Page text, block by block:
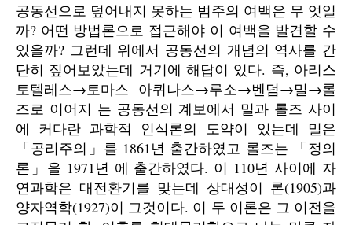
공동선으로 덮어내지 못하는 범주의 여백은 무 엇일
까? 어떤 방법론으로 접근해야 이 여백을 발견할 수
있을까? 그런데 위에서 공동선의 개념의 역사를 간
단히 짚어보았는데 거기에 해답이 있다. 즉, 아리스
토텔레스→토마스 아퀴나스→루소→벤덤→밀→롤
즈로 이어지 는 공동선의 계보에서 밀과 롤즈 사이
에 커다란 과학적 인식론의 도약이 있는데 밀은
「공리주의」를 1861년 출간하였고 롤즈는 「정의
론」을 1971년 에 출간하였다. 이 110년 사이에 자
연과학은 대전환기를 맞는데 상대성이 론(1905)과
양자역학(1927)이 그것이다. 이 두 이론은 그 이전을